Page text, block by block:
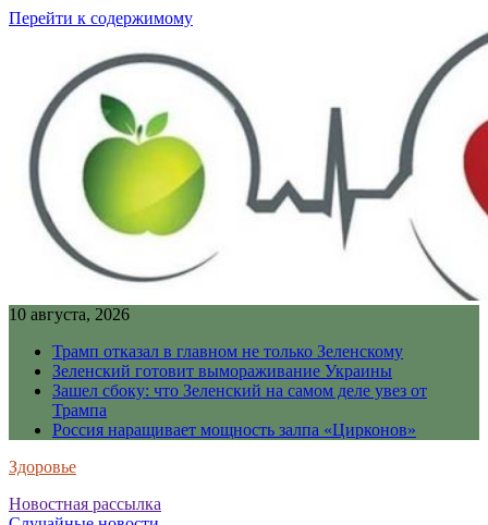
Перейти к содержимому
10 августа, 2026
Трамп отказал в главном не только Зеленскому
Зеленский готовит вымораживание Украины
Зашел сбоку: что Зеленский на самом деле увез от
Трампа
Россия наращивает мощность залпа «Цирконов»
Здоровье
Новостная рассылка